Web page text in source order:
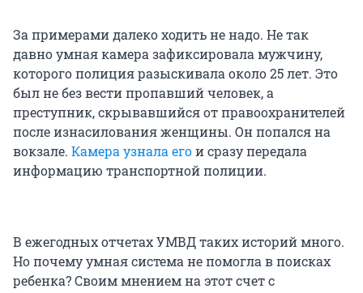
За примерами далеко ходить не надо. Не так
давно умная камера зафиксировала мужчину,
которого полиция разыскивала около 25 лет. Это
был не без вести пропавший человек, а
преступник, скрывавшийся от правоохранителей
после изнасилования женщины. Он попался на
вокзале. Камера узнала егои сразу передала
информацию транспортной полиции.
В ежегодных отчетах УМВД таких историй много.
Но почему умная система не помогла в поисках
ребенка? Своим мнением на этот счет с